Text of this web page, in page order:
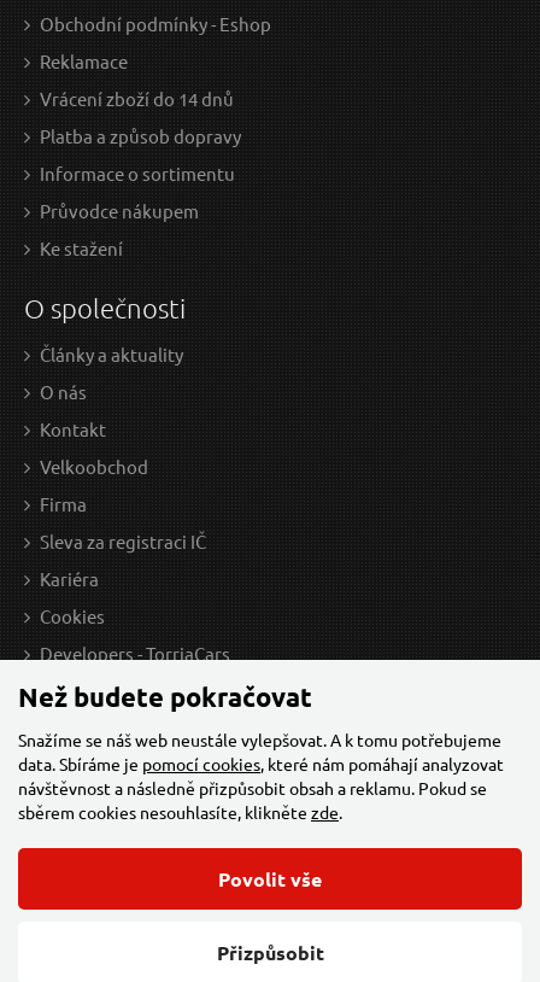
Obchodní podmínky - Eshop
Reklamace
Vrácení zboží do 14 dnů
Platba a způsob dopravy
Informace o sortimentu
Průvodce nákupem
Ke stažení
O společnosti
Články a aktuality
O nás
Kontakt
Velkoobchod
Firma
Sleva za registraci IČ
Kariéra
Cookies
Developers - TorriaCars
Změnit nastavení cookies
Než budete pokračovat
Snažíme se náš web neustále vylepšovat. A k tomu potřebujeme
data. Sbíráme je pomocí cookies, které nám pomáhají analyzovat
návštěvnost a následně přizpůsobit obsah a reklamu. Pokud se
sběrem cookies nesouhlasíte, klikněte zde.
Přizpůsobit
Povolit vše